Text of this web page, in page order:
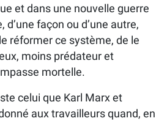
et dans une nouvelle guerre
façon ou d’une autre,
réformer ce système, de le
moins prédateur et
mortelle.
celui que Karl Marx et
aux travailleurs quand, en